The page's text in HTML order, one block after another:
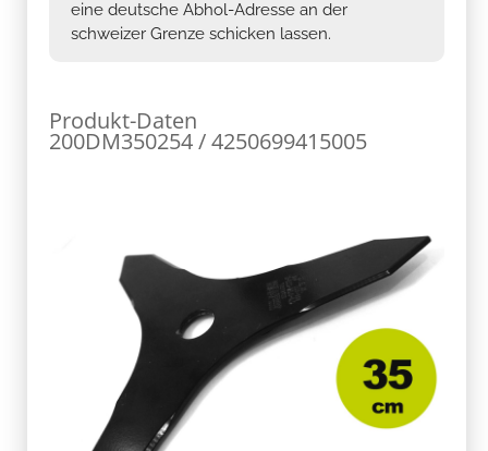
eine deutsche Abhol-Adresse an der
schweizer Grenze schicken lassen.
Produkt-Daten
200DM350254 / 4250699415005